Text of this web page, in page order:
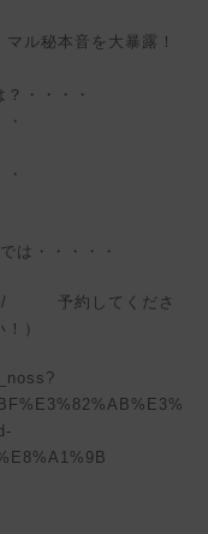
ル秘本音を大暴露！
・・・・
は・・・・・
予約してくださ
）